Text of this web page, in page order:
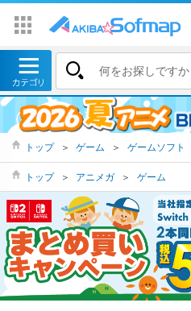
トップ ＞ ゲーム ＞ ゲームソフト
トップ ＞ アニメガ ＞ ゲーム